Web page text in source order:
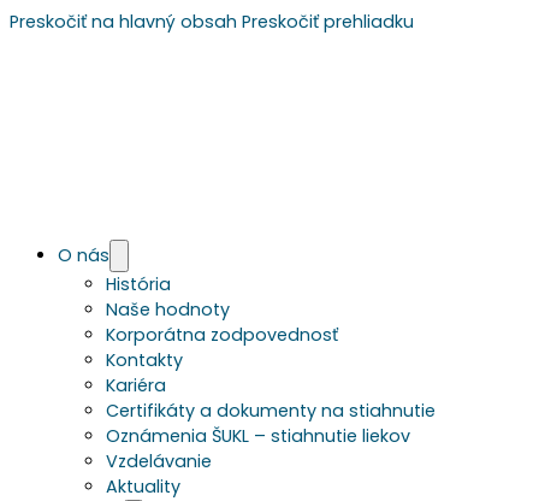
Preskočiť na hlavný obsah Preskočiť prehliadku
O nás
História
Naše hodnoty
Korporátna zodpovednosť
Kontakty
Kariéra
Certifikáty a dokumenty na stiahnutie
Oznámenia ŠUKL – stiahnutie liekov
Vzdelávanie
Aktuality